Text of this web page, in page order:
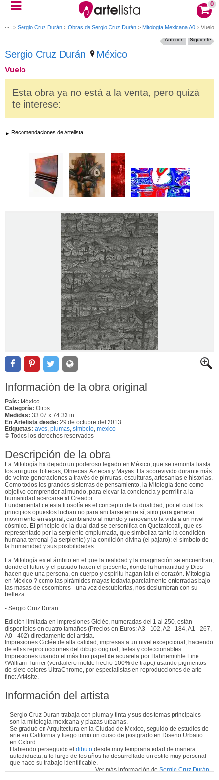
0
> Sergio Cruz Durán > Obras de Sergio Cruz Durán > Mitología Mexicana A0 > Vuelo
Sergio Cruz Durán México
Vuelo
Siguiente
Anterior
Esta obra ya no está a la venta, pero quizá
te interese:
Recomendaciones de Artelista
Información de la obra original
País: México
Categoría: Otros
Medidas: 33.07 x 74.33 in
En Artelista desde: 29 de octubre del 2013
Etiquetas: aves plumas simbolo mexico
© Todos los derechos reservados
Descripción de la obra
La Mitología ha dejado un poderoso legado en México, que se remonta hasta
los antiguos Toltecas, Olmecas, Aztecas y Mayas. Ha sobrevivido durante más
de veinte generaciones a través de pinturas, esculturas, artesanías e historias.
Como todos los grandes sistemas de pensamiento, la Mitología tiene como
objetivo comprender al mundo, para elevar la conciencia y permitir a la
humanidad acercarse al Creador.
Fundamental de esta filosofía es el concepto de la dualidad, por el cual los
principios opuestos luchan no para anularse entre sí, sino para generar
movimiento en espiral, cambiando al mundo y renovando la vida a un nivel
cósmico. El principio de la dualidad se personifica en Quetzalcoatl, que es
representado por la serpiente emplumada, que simboliza tanto la condición
humana terrenal (la serpiente) y la condición divina (el pájaro): el símbolo de
la humanidad y sus posibilidades.
La Mitología es el ámbito en el que la realidad y la imaginación se encuentran,
donde el futuro y el pasado hacen el presente, donde la humanidad y Dios
hacen que una persona, en cuerpo y espíritu hagan latir el corazón. Mitología
en México ? como las pirámides mayas todavía parcialmente enterradas bajo
las masas de escombros - una vez descubiertas, nos deslumbran con su
belleza.
- Sergio Cruz Duran
Edición limitada en impresiones Giclée, numeradas del 1 al 250, están
disponibles en cuatro tamaños (Precios en Euros: A3 - 102, A2 - 184, A1 - 267,
A0 - 402) directamente del artista.
Impresiones Giclée de alta calidad, impresas a un nivel excepcional, haciendo
de ellas reproducciones del dibujo original, fieles y coleccionables.
Impresiones usando el más fino papel de acuarela por Hahnemühle Fine
\'William Turner (verdadero molde hecho 100% de trapo) usando pigmentos
de siete colores UltraChrome, por especialistas en reproducciones de arte
fino: Art4site.
Información del artista
Sergio Cruz Duran trabaja con pluma y tinta y sus dos temas principales
son la mitología mexicana y plazas urbanas.
Se graduó en Arquitectura en la Ciudad de México, seguido de estudios de
arte en California y luego tomó un curso de postgrado en Diseño Urbano
en Oxford.
Habiendo perseguido el dibujo desde muy temprana edad de manera
autodidacta, a lo largo de los años ha desarrollado un estilo muy personal
que hace su trabajo identificable.
Ver más información de Sergio Cruz Durán